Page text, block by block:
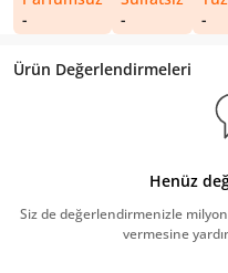
-
-
-
Ürün Değerlendirmeleri
Henüz
Siz de değerlendirmenizle
vermesine